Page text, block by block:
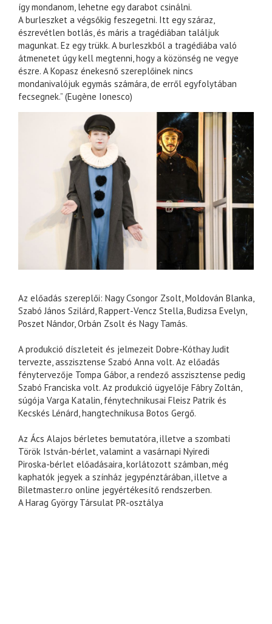
így mondanom, lehetne egy darabot csinálni.
A burleszket a végsőkig feszegetni. Itt egy száraz,
észrevétlen botlás, és máris a tragédiában találjuk
magunkat. Ez egy trükk. A burleszkből a tragédiába való
átmenetet úgy kell megtenni, hogy a közönség ne vegye
észre. A Kopasz énekesnő szereplőinek nincs
mondanivalójuk egymás számára, de erről egyfolytában
fecsegnek.” (Eugène Ionesco)
Az előadás szereplői: Nagy Csongor Zsolt, Moldován Blanka,
Szabó János Szilárd, Rappert-Vencz Stella, Budizsa Evelyn,
Poszet Nándor, Orbán Zsolt és Nagy Tamás.
A produkció díszleteit és jelmezeit Dobre-Kóthay Judit
tervezte, asszisztense Szabó Anna volt. Az előadás
fénytervezője Tompa Gábor, a rendező asszisztense pedig
Szabó Franciska volt. Az produkció ügyelője Fábry Zoltán,
súgója Varga Katalin, fénytechnikusai Fleisz Patrik és
Kecskés Lénárd, hangtechnikusa Botos Gergő.
Az Ács Alajos bérletes bemutatóra, illetve a szombati
Török István-bérlet, valamint a vasárnapi Nyiredi
Piroska-bérlet előadásaira, korlátozott számban, még
kaphatók jegyek a színház jegypénztárában, illetve a
Biletmaster.ro online jegyértékesítő rendszerben.
A Harag György Társulat PR-osztálya